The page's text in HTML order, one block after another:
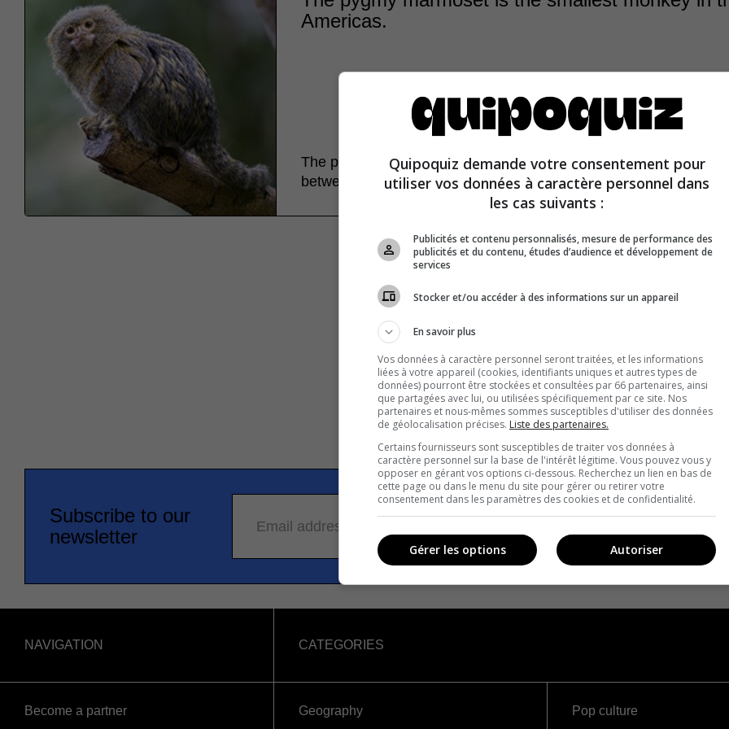
Americas.
The pygmy marmoset is the smallest monkey in the Americas. It
between 4.7 and 6 in. (12 and 15 cm) not including the tail.
Subscribe to our
newsletter
Email address
NAVIGATION
Become a partner
CATEGORIES
Geography
Pop culture
Quipoquiz demande votre consentement pour
utiliser vos données à caractère personnel dans
les cas suivants :
Publicités et contenu personnalisés, mesure de performance des
publicités et du contenu, études d’audience et développement de
services
Stocker et/ou accéder à des informations sur un appareil
En savoir plus
Vos données à caractère personnel seront traitées, et les informations
liées à votre appareil (cookies, identifiants uniques et autres types de
données) pourront être stockées et consultées par 66 partenaires, ainsi
que partagées avec lui, ou utilisées spécifiquement par ce site. Nos
partenaires et nous-mêmes sommes susceptibles d'utiliser des données
de géolocalisation précises. Liste des partenaires.
Certains fournisseurs sont susceptibles de traiter vos données à
caractère personnel sur la base de l'intérêt légitime. Vous pouvez vous y
opposer en gérant vos options ci-dessous. Recherchez un lien en bas de
cette page ou dans le menu du site pour gérer ou retirer votre
consentement dans les paramètres des cookies et de confidentialité.
Autoriser
Gérer les options